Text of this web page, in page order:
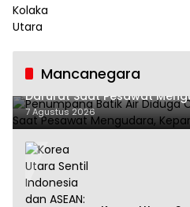
Mancanegara
Penumpang Batik Air Diduga
Darurat Saat Pesawat
di Dalam Kabin
7 Agustus 2026